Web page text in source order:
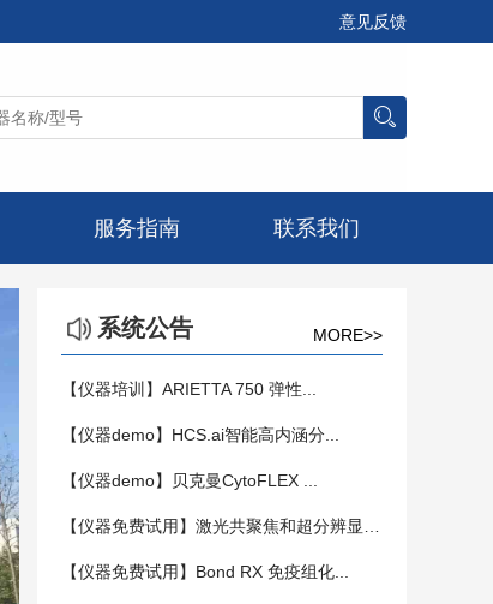
意见反馈
服务指南 联系我们
系统公告 MORE>>
【仪器培训】ARIETTA 750 弹性...
【仪器demo】HCS.ai智能高内涵分...
【仪器demo】贝克曼CytoFLEX ...
【仪器免费试用】Bond RX 免疫组化...